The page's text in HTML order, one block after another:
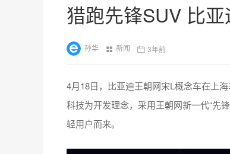
猎跑先锋SUV 比
孙华 新闻 3年前
4月18日，比亚迪王朝网宋L概念车在上
科技为开发理念，采用王朝网新一代“先
轻用户而来。